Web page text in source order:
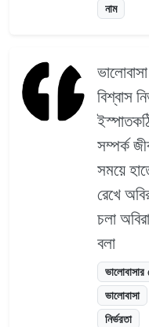
নাম
বিশ্বাস
সম্পর্ক
সময়ে
রেখে
চলা
বলা
ভালোবাসার
ভালোবাসা
নির্ভরতা